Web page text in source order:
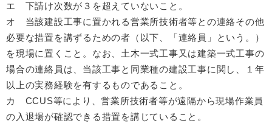
エ 下請け次数が３を超えていないこと。
オ 当該建設工事に置かれる営業所技術者等との連絡その他
必要な措置を講ずるための者（以下、「連絡員」という。）
を現場に置くこと。なお、土木一式工事又は建築一式工事の
場合の連絡員は、当該工事と同業種の建設工事に関し、１年
以上の実務経験を有するものであること。
カ CCUS等により、営業所技術者等が遠隔から現場作業員
の入退場が確認できる措置を講じていること。